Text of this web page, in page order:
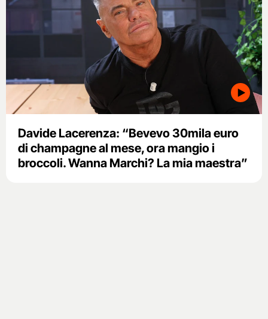
Davide Lacerenza: “Bevevo 30mila euro
di champagne al mese, ora mangio i
broccoli. Wanna Marchi? La mia maestra”